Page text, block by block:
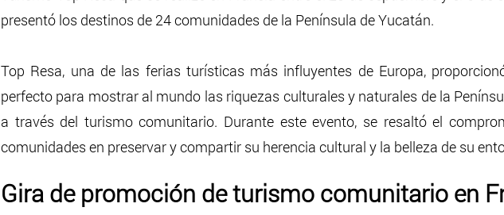
presentó los destinos de 24 comunidades de la Península de Yucatán.
Top Resa, una de las ferias turísticas más influyentes de Europa,
perfecto para mostrar al mundo las riquezas culturales y naturales de la
a través del turismo comunitario. Durante este evento, se resaltó el
comunidades en preservar y compartir su herencia cultural y la belleza de su
Gira de promoción de turismo comunitario en